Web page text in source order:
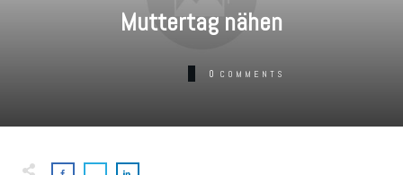
Muttertag nähen
0 COMMENTS